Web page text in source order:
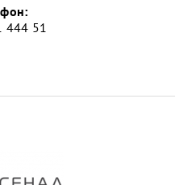
444 51